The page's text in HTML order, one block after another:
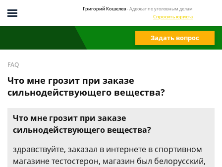
Григорий Кошелев- Адвокат по уголовным делам
Спросить юриста
Задать вопрос
FAQ
Что мне грозит при заказе
сильнодействующего вещества?
Что мне грозит при заказе
сильнодействующего вещества?
здравствуйте, заказал в интернете в спортивном
магазине тестостерон, магазин был белорусский,